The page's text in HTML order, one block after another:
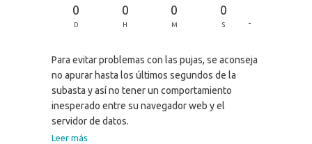
0
D
0
H
0
M
0
S -
Para evitar problemas con las pujas, se aconseja
no apurar hasta los últimos segundos de la
subasta y así no tener un comportamiento
inesperado entre su navegador web y el
servidor de datos.
Leer más